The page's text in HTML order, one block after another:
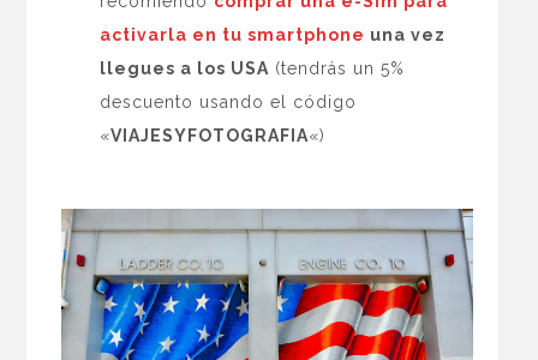
activarla en tu smartphone una vez
llegues a los USA (tendrás un 5%
descuento usando el código
«VIAJESYFOTOGRAFIA«)